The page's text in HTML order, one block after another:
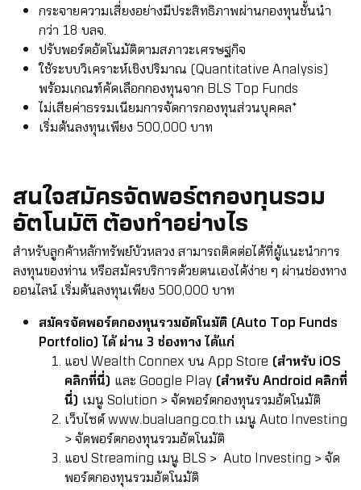
กระจายความเสี่ยงอย่างมีประสิทธิภาพผ่านกองทุนชั้นนำ
กว่า 18 บลจ.
ปรับพอร์ตอัตโนมัติตามสภาวะเศรษฐกิจ
ใช้ระบบวิเคราะห์เชิงปริมาณ (Quantitative Analysis)
พร้อมเกณฑ์คัดเลือกกองทุนจาก BLS Top Funds
ไม่เสียค่าธรรมเนียมการจัดการกองทุนส่วนบุคคล*
เริ่มต้นลงทุนเพียง 500,000 บาท
สนใจสมัครจัดพอร์ตกองทุนรวม
อัตโนมัติ ต้องทำอย่างไร
สำหรับลูกค้าหลักทรัพย์บัวหลวง สามารถติดต่อได้ที่ผู้แนะนำการ
ลงทุนของท่าน หรือสมัครบริการด้วยตนเองได้ง่าย ๆ ผ่านช่องทาง
ออนไลน์ เริ่มต้นลงทุนเพียง 500,000 บาท
สมัครจัดพอร์ตกองทุนรวมอัตโนมัติ (Auto Top Funds
Portfolio) ได้ ผ่าน 3 ช่องทาง ได้แก่
แอป Wealth Connex บน App Store (สำหรับ iOS
คลิกที่นี่) และ Google Play (สำหรับ Android คลิกที่
นี่) เมนู Solution > จัดพอร์ตกองทุนรวมอัตโนมัติ
เว็บไซต์www.bualuang.co.th เมนู Auto Investing
> จัดพอร์ตกองทุนรวมอัตโนมัติ
แอป Streaming เมนู BLS > Auto Investing > จัด
พอร์ตกองทุนรวมอัตโนมัติ